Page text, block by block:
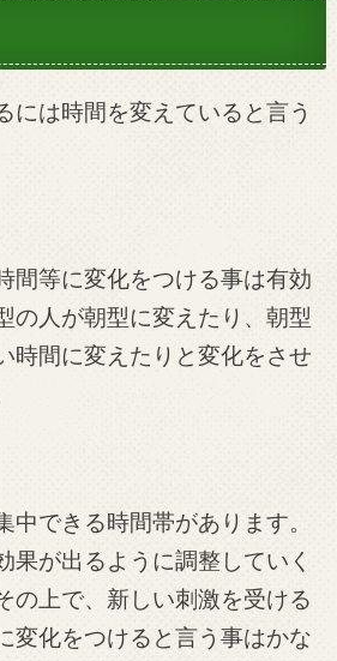
には時間を変えていると言う
間等に変化をつける事は有効
の人が朝型に変えたり、朝型
時間に変えたりと変化をさせ
中できる時間帯があります。
果が出るように調整していく
の上で、新しい刺激を受ける
変化をつけると言う事はかな